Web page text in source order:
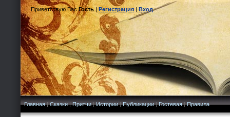
Приветствую Вас Гость|Регистрация|Вход
Главная|Сказки|Притчи|Истории|Публикации|Гостевая|Правила